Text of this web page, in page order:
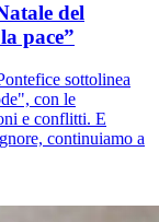
del
pace”
sottolinea
con le
e conflitti. E
continuiamo a